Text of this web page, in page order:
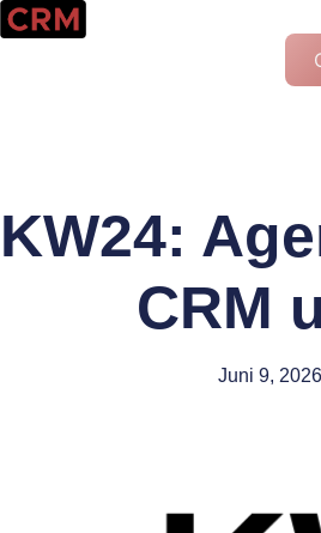
KW24:
CRM
Juni 9, 2026